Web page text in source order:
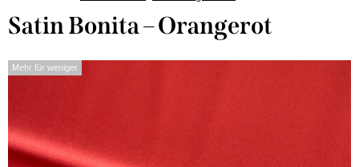
Satin Bonita – Orangerot
Mehr für weniger